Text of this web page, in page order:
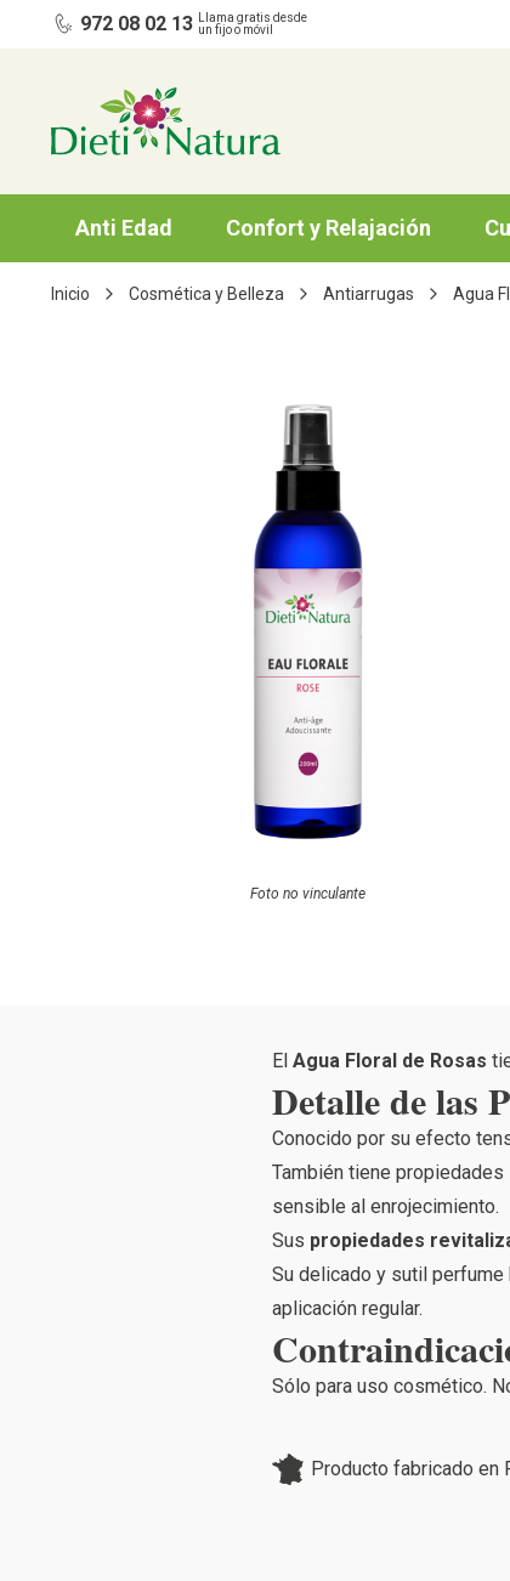
Ir al contenido972 08 02 13
Llama gratis desde
un fijo o móvil
Anti Edad Confort y Relajación
Inicio Cosmética y Belleza Antiarrugas Agua
Foto no vinculante
El Agua Floral de Rosas
Detalle de las
Conocido por su efecto
También tiene
sensible al enrojecimiento.
Sus propiedades
Su delicado y sutil perfume
aplicación regular.
Sólo para uso cosmético.
Producto fabricado en